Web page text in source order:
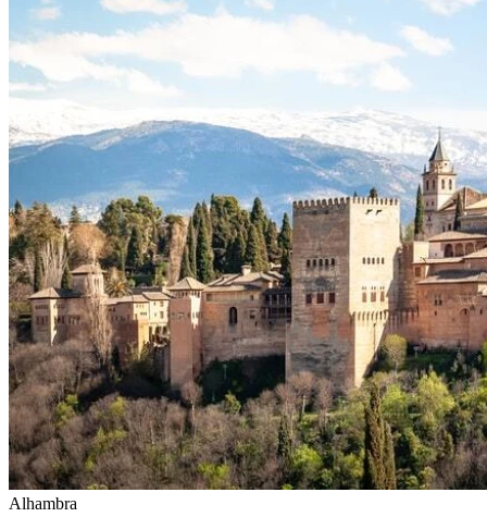
Alhambra